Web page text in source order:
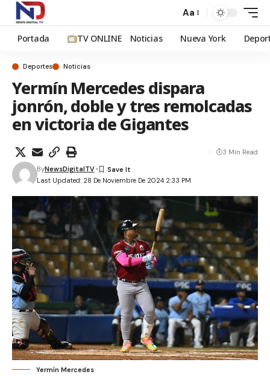
Aa
Portada TV ONLINE Noticias Nueva York
Deportes Noticias
Yermín Mercedes dispara
jonrón, doble y tres remolcadas
en victoria de Gigantes
Last Updated: 28 De Noviembre De 2024 2:33 PM
ByNewsDigitalTV
3 Min Read
Yermín Mercedes